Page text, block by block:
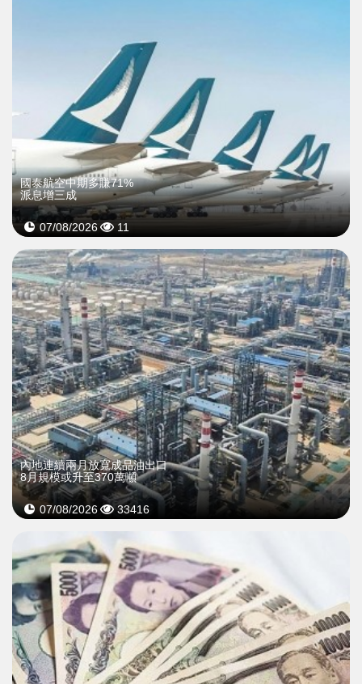
國泰航空中期多賺71%
派息增三成
07/08/2026 11
內地連續兩月放寬成品油出口
8月規模或升至370萬噸
07/08/2026 33416